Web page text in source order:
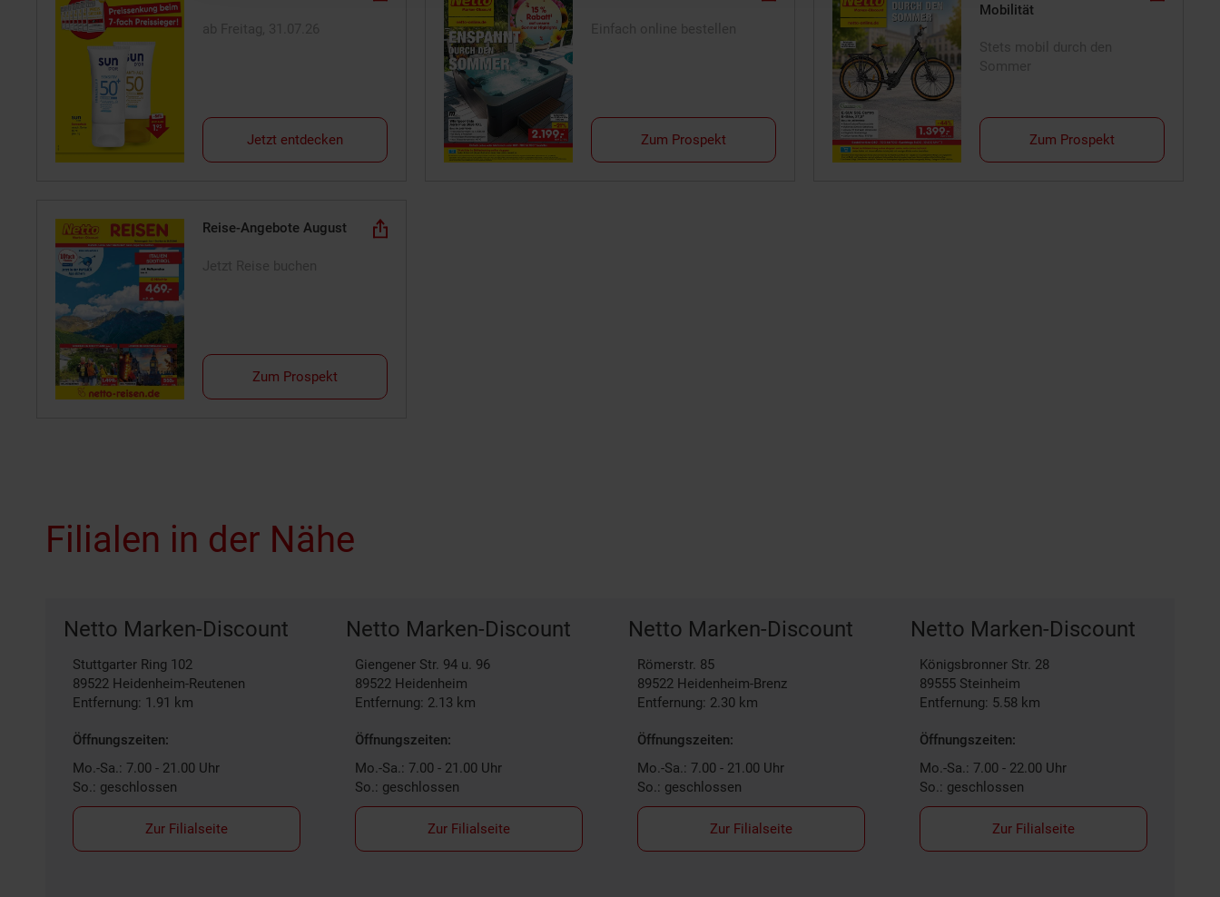
Jetzt entdecken Zum Prospekt
Mobilität
Zum Prospekt
Reise-Angebote August
Zum Prospekt
Filialen in der Nähe
Netto Marken-Discount
Stuttgarter Ring 102
89522 Heidenheim-Reutenen
Entfernung: 1.91 km
Öffnungszeiten:
Mo.-Sa.: 7.00 - 21.00 Uhr
So.: geschlossen
Zur Filialseite
Netto Marken-Discount
Giengener Str. 94 u. 96
89522 Heidenheim
Entfernung: 2.13 km
Öffnungszeiten:
Mo.-Sa.: 7.00 - 21.00 Uhr
So.: geschlossen
Zur Filialseite
Netto Marken-Discount
Römerstr. 85
89522 Heidenheim-Brenz
Entfernung: 2.30 km
Öffnungszeiten:
Mo.-Sa.: 7.00 - 21.00 Uhr
So.: geschlossen
Zur Filialseite
Netto Marken-Discount
Königsbronner Str. 28
89555 Steinheim
Entfernung: 5.58 km
Öffnungszeiten:
Mo.-Sa.: 7.00 - 22.00 Uhr
So.: geschlossen
Zur Filialseite